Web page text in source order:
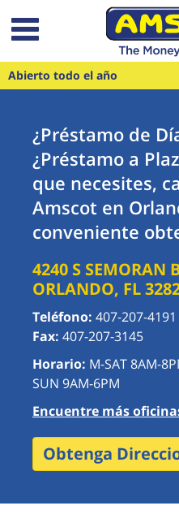
Saltar al contenido
Abierto todo el año
¿Préstamo de
¿Préstamo a
que necesites,
Amscot en
conveniente
4240 S SEMORAN
ORLANDO, FL
Teléfono: 407-207-4191
Fax: 407-207-3145
Horario: M-SAT 8AM-
SUN 9AM-6PM
Encuentre más
Obtenga